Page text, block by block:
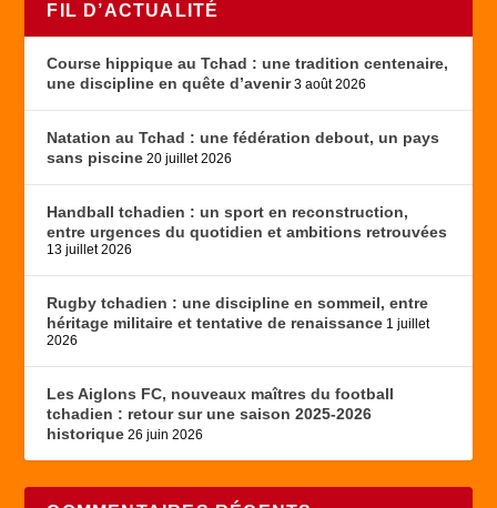
FIL D’ACTUALITÉ
Course hippique au Tchad : une tradition centenaire,
une discipline en quête d’avenir 3 août 2026
Natation au Tchad : une fédération debout, un pays
sans piscine 20 juillet 2026
Handball tchadien : un sport en reconstruction,
entre urgences du quotidien et ambitions retrouvées
13 juillet 2026
Rugby tchadien : une discipline en sommeil, entre
héritage militaire et tentative de renaissance 1 juillet
2026
Les Aiglons FC, nouveaux maîtres du football
tchadien : retour sur une saison 2025-2026
historique 26 juin 2026